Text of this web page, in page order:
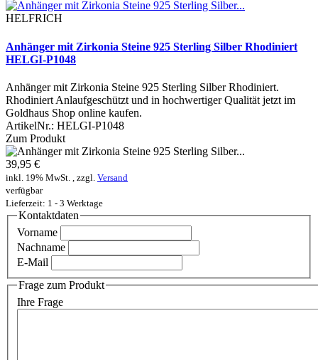
HELFRICH
Anhänger mit Zirkonia Steine 925 Sterling Silber Rhodiniert
HELGI-P1048
Anhänger mit Zirkonia Steine 925 Sterling Silber Rhodiniert.
Rhodiniert Anlaufgeschützt und in hochwertiger Qualität jetzt im
Goldhaus Shop online kaufen.
ArtikelNr.: HELGI-P1048
Zum Produkt
39,95 €
inkl. 19% MwSt. , zzgl. Versand
verfügbar
Lieferzeit: 1 - 3 Werktage
Kontaktdaten
Vorname
Nachname
E-Mail
Frage zum Produkt
Ihre Frage